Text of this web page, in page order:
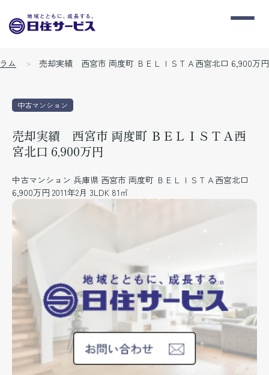
ム 売却実績 西宮市 両度町 ＢＥＬＩＳＴＡ西宮北口 6,900万円
中古マンション
売却実績 西宮市 両度町 ＢＥＬＩＳＴＡ西
宮北口 6,900万円
中古マンション 兵庫県 西宮市 両度町 ＢＥＬＩＳＴＡ西宮北口
6,900万円 2011年2月 3LDK 81㎡